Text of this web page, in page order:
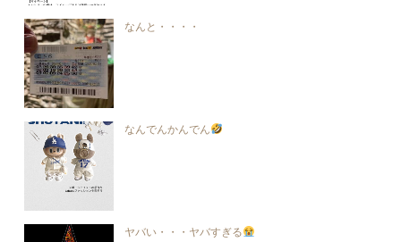
なんと・・・・
なんでんかんでん
ヤバい・・・ヤバすぎる